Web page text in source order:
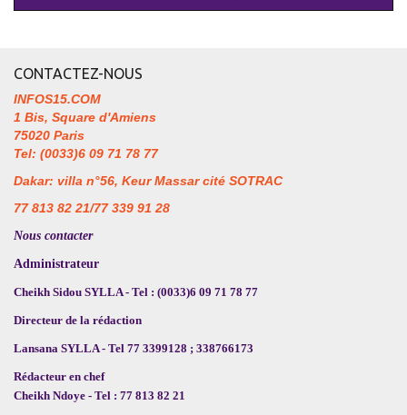
CONTACTEZ-NOUS
INFOS15.COM
1 Bis, Square d'Amiens
75020 Paris
Tel: (0033)6 09 71 78 77
Dakar: villa n°56, Keur Massar cité SOTRAC
77 813 82 21/77 339 91 28
Nous contacter
Administrateur
Cheikh Sidou SYLLA - Tel : (0033)6 09 71 78 77
Directeur de la rédaction
Lansana SYLLA - Tel 77 3399128 ; 338766173
Rédacteur en chef
Cheikh Ndoye - Tel : 77 813 82 21